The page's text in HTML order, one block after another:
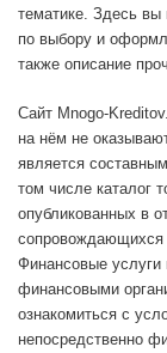
тематике. Здесь
по выбору и
также описание
Сайт Mnogo-
на нём не
является
том числе каталог
опубликованных в
сопровождающихся
Финансовые услуги
финансовыми
ознакомиться с
непосредственно